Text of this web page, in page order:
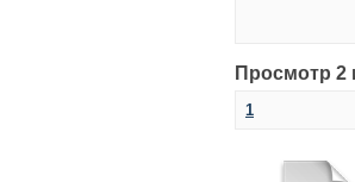
Просмотр 2
1